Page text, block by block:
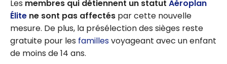
Les membres qui détiennent un statut Aéroplan
Élite ne sont pas affectés par cette nouvelle
mesure. De plus, la présélection des sièges reste
gratuite pour les famillesvoyageant avec un enfant
de moins de 14 ans.